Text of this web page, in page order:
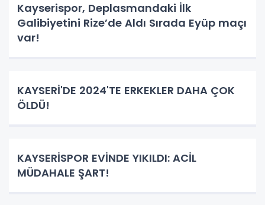
Kayserispor, Deplasmandaki İlk
Galibiyetini Rize’de Aldı Sırada Eyüp maçı
var!
KAYSERİ'DE 2024'TE ERKEKLER DAHA ÇOK
ÖLDÜ!
KAYSERİSPOR EVİNDE YIKILDI: ACİL
MÜDAHALE ŞART!